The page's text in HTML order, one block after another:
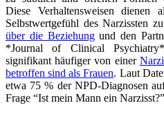
Diese Verhaltensweisen
Selbstwertgefühl des Narzissten
über die Beziehungund den
*Journal of Clinical
signifikant häufiger von einer
betroffen sind als Frauen. Laut
etwa 75 % der NPD-Diagnosen
Frage “Ist mein Mann ein